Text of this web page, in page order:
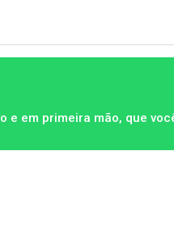
e em primeira mão, que